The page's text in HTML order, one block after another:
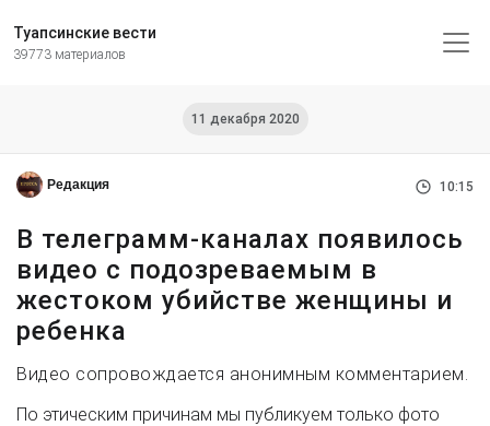
Туапсинские вести
39773 материалов
11 декабря 2020
Редакция 10:15
В телеграмм-каналах появилось
видео с подозреваемым в
жестоком убийстве женщины и
ребенка
Видео сопровождается анонимным комментарием.
По этическим причинам мы публикуем только фото